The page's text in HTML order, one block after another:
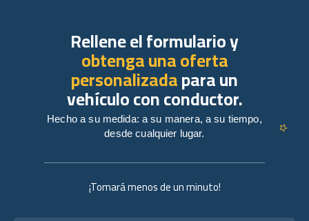
¡Tomará menos de un minuto!
Rellene el formulario y
obtenga una oferta
personalizadapara un
vehículo con conductor.
Hecho a su medida: a su manera, a su tiempo,
desde cualquier lugar.